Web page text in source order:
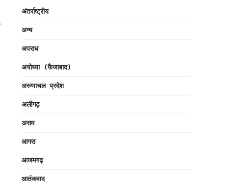
अंतर्राष्ट्रीय
अन्य
अपराध
अयोध्या (फैजाबाद)
अरुणाचल प्रदेश
अलीगढ़
असम
आगरा
आजमगढ़
आतंकवाद